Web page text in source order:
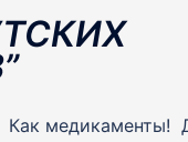
Как медикаменты!